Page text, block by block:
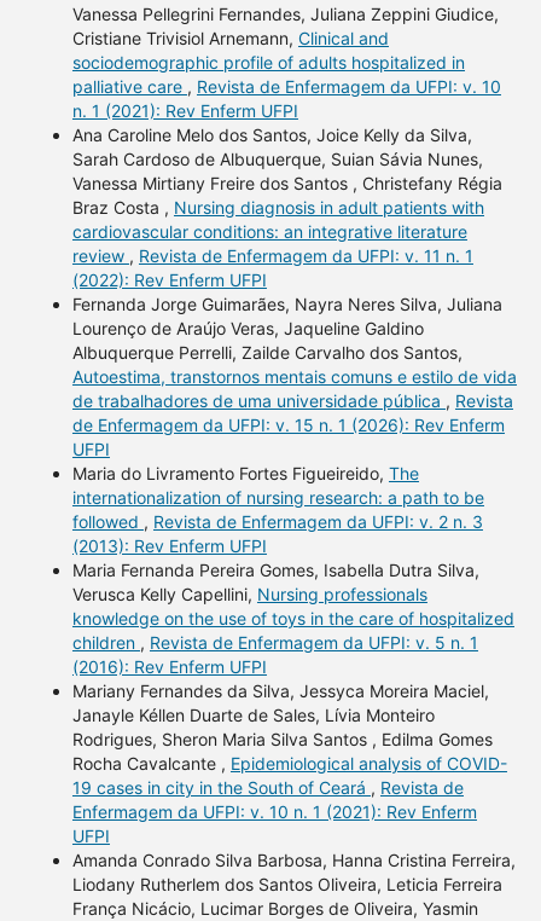
Vanessa Pellegrini Fernandes, Juliana Zeppini Giudice,
Cristiane Trivisiol Arnemann, Clinical and
sociodemographic profile of adults hospitalized in
palliative care , Revista de Enfermagem da UFPI: v. 10
n. 1 (2021): Rev Enferm UFPI
Ana Caroline Melo dos Santos, Joice Kelly da Silva,
Sarah Cardoso de Albuquerque, Suian Sávia Nunes,
Vanessa Mirtiany Freire dos Santos , Christefany Régia
Braz Costa , Nursing diagnosis in adult patients with
cardiovascular conditions: an integrative literature
review , Revista de Enfermagem da UFPI: v. 11 n. 1
(2022): Rev Enferm UFPI
Fernanda Jorge Guimarães, Nayra Neres Silva, Juliana
Lourenço de Araújo Veras, Jaqueline Galdino
Albuquerque Perrelli, Zailde Carvalho dos Santos,
Autoestima, transtornos mentais comuns e estilo de vida
de trabalhadores de uma universidade pública , Revista
de Enfermagem da UFPI: v. 15 n. 1 (2026): Rev Enferm
UFPI
Maria do Livramento Fortes Figueireido, The
internationalization of nursing research: a path to be
followed , Revista de Enfermagem da UFPI: v. 2 n. 3
(2013): Rev Enferm UFPI
Maria Fernanda Pereira Gomes, Isabella Dutra Silva,
Verusca Kelly Capellini, Nursing professionals
knowledge on the use of toys in the care of hospitalized
children , Revista de Enfermagem da UFPI: v. 5 n. 1
(2016): Rev Enferm UFPI
Mariany Fernandes da Silva, Jessyca Moreira Maciel,
Janayle Kéllen Duarte de Sales, Lívia Monteiro
Rodrigues, Sheron Maria Silva Santos , Edilma Gomes
Rocha Cavalcante , Epidemiological analysis of COVID-
19 cases in city in the South of Ceará , Revista de
Enfermagem da UFPI: v. 10 n. 1 (2021): Rev Enferm
UFPI
Amanda Conrado Silva Barbosa, Hanna Cristina Ferreira,
Liodany Rutherlem dos Santos Oliveira, Leticia Ferreira
França Nicácio, Lucimar Borges de Oliveira, Yasmin